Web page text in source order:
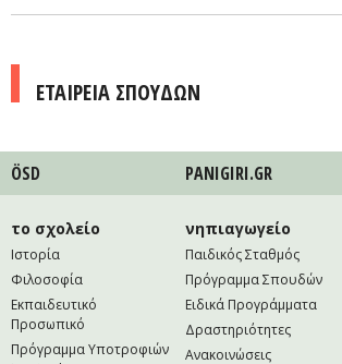
ΕΤΑΙΡΕΙΑ ΣΠΟΥΔΩΝ
ÖSD PANIGIRI.GR
το σχολείο
Ιστορία
Φιλοσοφία
Εκπαιδευτικό
Προσωπικό
Πρόγραμμα Υποτροφιών
νηπιαγωγείο
Παιδικός Σταθμός
Πρόγραμμα Σπουδών
Ειδικά Προγράμματα
Δραστηριότητες
Ανακοινώσεις